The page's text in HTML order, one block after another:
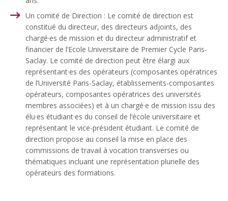
Un comité de Direction : Le comité de direction est
constitué du directeur, des directeurs adjoints, des
chargé·es de mission et du directeur administratif et
financier de l’Ecole Universitaire de Premier Cycle Paris-
Saclay. Le comité de direction peut être élargi aux
représentant·es des opérateurs (composantes opératrices
de l’Université Paris-Saclay, établissements-composantes
opérateurs, composantes opératrices des universités
membres associées) et à un chargé·e de mission issu des
élu·es étudiant·es du conseil de l’école universitaire et
représentant le vice-président étudiant. Le comité de
direction propose au conseil la mise en place des
commissions de travail à vocation transverses ou
thématiques incluant une représentation plurielle des
opérateurs des formations.